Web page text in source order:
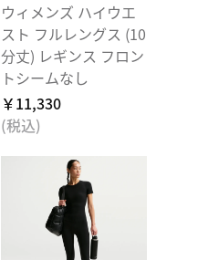
ウィメンズ ハイウエ
スト フルレングス (10
分丈) レギンス フロン
トシームなし
￥11,330
(税込)